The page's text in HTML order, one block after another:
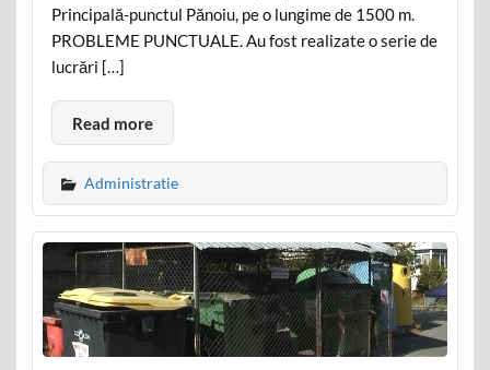
Principală-punctul Pănoiu, pe o lungime de 1500 m.
PROBLEME PUNCTUALE. Au fost realizate o serie de
lucrări […]
Read more
Administratie